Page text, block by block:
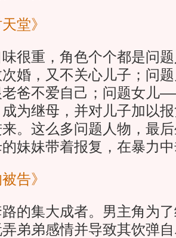
堂》
重，角色个个都是问题
婚，又不关心儿子；问
老爸不爱自己；问题女儿
为继母，并对儿子加以
来。这么多问题人物，最
的妹妹带着报复，在暴力
告》
集大成者。男主角为了
弟弟感情并导致其饮弹